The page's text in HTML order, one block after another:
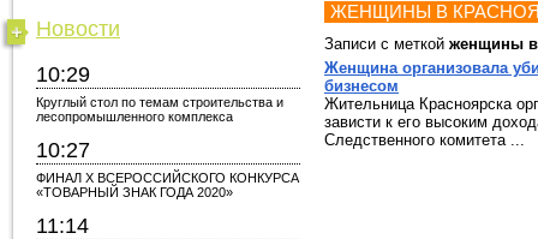
Новости
10:29
Круглый стол по темам строительства и
лесопромышленного комплекса
10:27
ФИНАЛ X ВСЕРОССИЙСКОГО КОНКУРСА
«ТОВАРНЫЙ ЗНАК ГОДА 2020»
11:14
ЖЕНЩИНЫ В
Записи с меткой женщины в
Женщина организовала
бизнесом
Жительница Красноярска
зависти к его высоким
Следственного комитета ...